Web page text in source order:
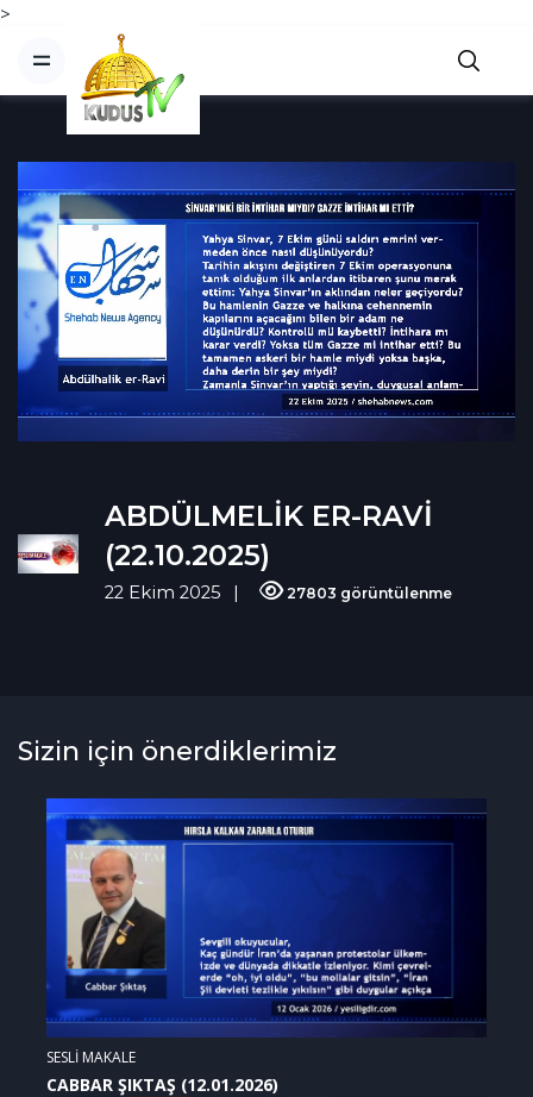
>
ABDÜLMELİK ER-RAVİ
(22.10.2025)
22 Ekim 2025 27803 görüntülenme
Sizin için önerdiklerimiz
SESLİ MAKALE
CABBAR ŞIKTAŞ (12.01.2026)